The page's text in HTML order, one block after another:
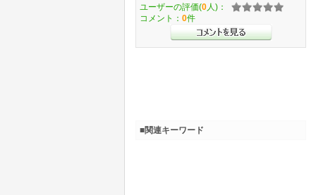
ユーザーの評価(0 人)：
コメント： 0件
■関連キーワード